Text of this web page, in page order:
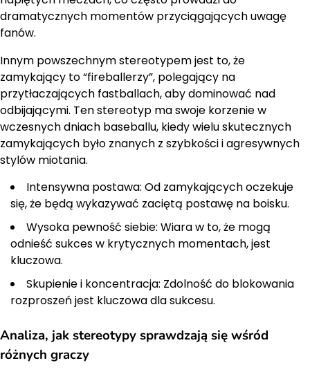
dramatycznych momentów przyciągających uwagę
fanów.
Innym powszechnym stereotypem jest to, że
zamykający to “fireballerzy”, polegający na
przytłaczających fastballach, aby dominować nad
odbijającymi. Ten stereotyp ma swoje korzenie w
wczesnych dniach baseballu, kiedy wielu skutecznych
zamykających było znanych z szybkości i agresywnych
stylów miotania.
Intensywna postawa: Od zamykających oczekuje
się, że będą wykazywać zaciętą postawę na boisku.
Wysoka pewność siebie: Wiara w to, że mogą
odnieść sukces w krytycznych momentach, jest
kluczowa.
Skupienie i koncentracja: Zdolność do blokowania
rozproszeń jest kluczowa dla sukcesu.
Analiza, jak stereotypy sprawdzają się wśród
różnych graczy